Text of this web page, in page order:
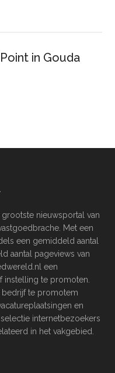
in Gouda
nieuwsportal van
Met een
een gemiddeld aantal
aantal pageviews van
een
instelling te promoten.
te promotem
en
internetbezoekers
in het vakgebied.